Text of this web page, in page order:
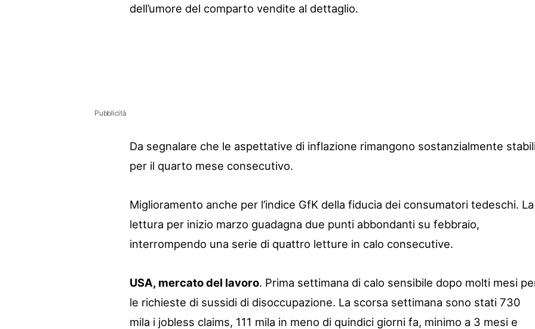
dell’umore del comparto vendite al dettaglio.
Pubblicità
Da segnalare che le aspettative di inflazione rimangono sostanzialmente
per il quarto mese consecutivo.
Miglioramento anche per l’indice GfK della fiducia dei consumatori tedeschi. La
lettura per inizio marzo guadagna due punti abbondanti su febbraio,
interrompendo una serie di quattro letture in calo consecutive.
USA, mercato del lavoro. Prima settimana di calo sensibile dopo molti mesi
le richieste di sussidi di disoccupazione. La scorsa settimana sono stati 730
mila i jobless claims, 111 mila in meno di quindici giorni fa, minimo a 3 mesi e